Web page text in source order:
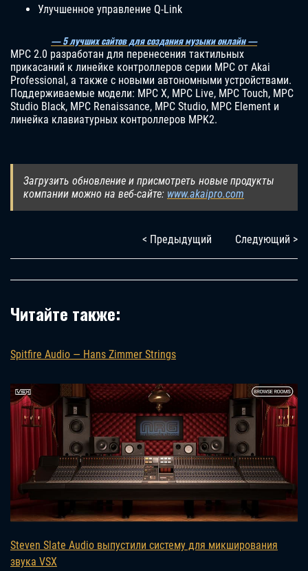
Улучшенное управление Q-Link
— 5 лучших сайтов для создания музыки онлайн —
MPC 2.0 разработан для перенесения тактильных
прикасаний к линейке контроллеров серии MPC от Akai
Professional, а также с новыми автономными устройствами.
Поддерживаемые модели: MPC X, MPC Live, MPC Touch, MPC
Studio Black, MPC Renaissance, MPC Studio, MPC Element и
линейка клавиатурных контроллеров MPK2.
Загрузить обновление и присмотреть новые продукты
компании можно на веб-сайте: www.akaipro.com
< Предыдущий Следующий >
Читайте также:
Spitfire Audio — Hans Zimmer Strings
Steven Slate Audio выпустили систему для микширования
звука VSX